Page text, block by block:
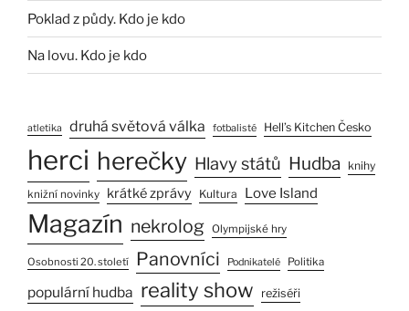
Poklad z půdy. Kdo je kdo
Na lovu. Kdo je kdo
atletika druhá světová válka fotbalisté Hell’s Kitchen Česko
herci herečky Hlavy států Hudba knihy
knižní novinky krátké zprávy Kultura Love Island
Magazín nekrolog Olympijské hry
Osobnosti 20. století Panovníci Podnikatelé Politika
populární hudba reality show režiséři